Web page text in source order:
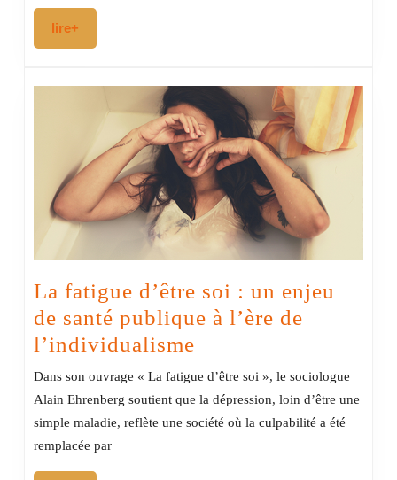
lire+
La fatigue d’être soi : un enjeu
de santé publique à l’ère de
l’individualisme
fatigue
d’être
soi
Dans son ouvrage « La fatigue d’être soi », le sociologue
Alain Ehrenberg soutient que la dépression, loin d’être une
simple maladie, reflète une société où la culpabilité a été
remplacée par